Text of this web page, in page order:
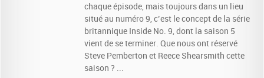
chaque épisode, mais toujours dans un lieu
situé au numéro 9, c’est le concept de la série
britannique Inside No. 9, dont la saison 5
vient de se terminer. Que nous ont réservé
Steve Pemberton et Reece Shearsmith cette
saison ? ...